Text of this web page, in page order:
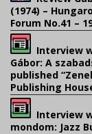
(1974) –
Forum No.41 –
Interview
Gábor: A
published
Publishing
Interview
mondom: Jazz